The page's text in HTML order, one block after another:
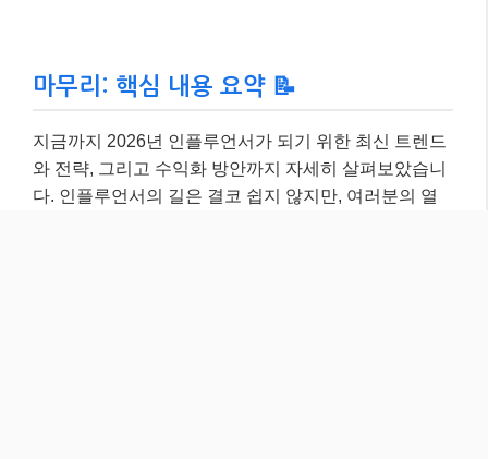
마무리: 핵심 내용 요약 📝
지금까지 2026년 인플루언서가 되기 위한 최신 트렌드
와 전략, 그리고 수익화 방안까지 자세히 살펴보았습니
다. 인플루언서의 길은 결코 쉽지 않지만, 여러분의 열